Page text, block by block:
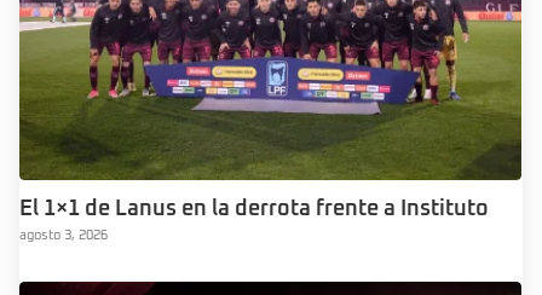
El 1×1 de Lanus en la derrota frente a Instituto
agosto 3, 2026